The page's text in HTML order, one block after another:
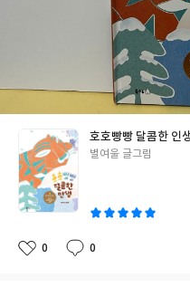
저씨가 알려주는 호빵이야기
호랑이는 과연 맛있는 호빵을
기에 초대되어 즐겁고 맛있고
호빵빵달콤한인생#리뷰어클
호호빵빵 달콤한 인생
글
별여울 글그림
좋
0
댓
0
작